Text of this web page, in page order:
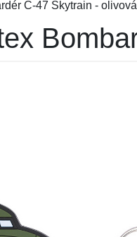
C-47 Skytrain - olivová